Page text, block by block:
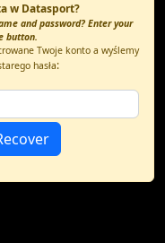
w Datasport?
and password? Enter your
button.
Twoje konto a wyślemy
hasła: